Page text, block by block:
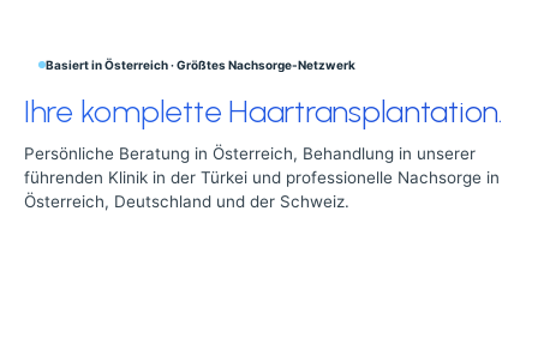
Basiert in Österreich · Größtes Nachsorge-Netzwerk
Ihre komplette Haartransplantation.
Persönliche Beratung in Österreich, Behandlung in unserer
führenden Klinik in der Türkei und professionelle Nachsorge in
Österreich, Deutschland und der Schweiz.